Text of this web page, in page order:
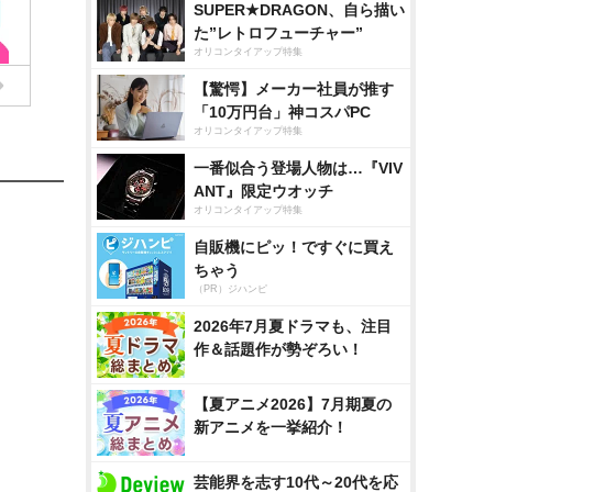
SUPER★DRAGON、自ら描い
た”レトロフューチャー”
オリコンタイアップ特集
【驚愕】メーカー社員が推す
「10万円台」神コスパPC
オリコンタイアップ特集
一番似合う登場人物は…『VIV
ANT』限定ウオッチ
オリコンタイアップ特集
自販機にピッ！ですぐに買え
ちゃう
（PR）ジハンピ
2026年7月夏ドラマも、注目
作＆話題作が勢ぞろい！
【夏アニメ2026】7月期夏の
新アニメを一挙紹介！
芸能界を志す10代～20代を応